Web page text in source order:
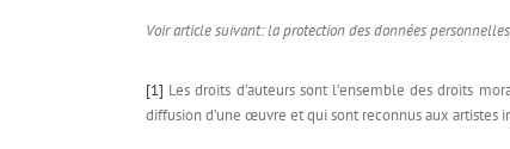
Voir article suivant: la protection des données
[1] Les droits d’auteurs sont l’ensemble des droits
diffusion d’une œuvre et qui sont reconnus aux artistes